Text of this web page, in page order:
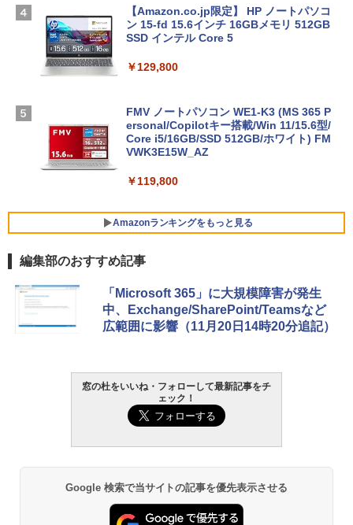
【Amazon.co.jp限定】 HP ノートパソコ
ン 15-fd 15.6インチ 16GBメモリ 512GB
SSD インテル Core 5
￥129,800
FMV ノートパソコン WE1-K3 (MS 365 P
ersonal/Copilotキー搭載/Win 11/15.6型/
Core i5/16GB/SSD 512GB/ホワイト) FM
VWK3E15W_AZ
￥119,800
Amazonランキングをもっと見る
Xbox プリペイドカード 10,000円 デジタ
ルコード 【旧 Xbox ギフトカード】 [オ
ンラインコード]
Robloxギフトカード - 800 Robux 【限
定バーチャルアイテムを含む】 【オンラ
インゲームコード】 ロブロックス | オン
ラインコード版
Microsoft Office Home & Business 202
4(最新 永続版)|オンラインコード版|Wind
生成AIパスポート公式テキスト 第４版
￥1,766
AIイラスト表現辞典: 思い通りの絵を引き
出す プロンプトの言葉 AI画像生成シリー
ズ (はぴーイラストLabo)
ClaudeCode いちばんやさしい 教科書:
非エンジニア 初心者 素人 でも安心 使い
方 マニュアル AI副業にもコンテンツ作成
Amazon Kindle Paperwhite (16GB) 7イ
ンチディスプレイ、色調調節ライト、12
週間持続バッテリー、広告なし、ブラッ
ク
Amazon Kindle - 目に優しい、かさばら
ない、大きな画面で読みやすい、6週間持
続バッテリー、6インチディスプレイ電子
￥19,980
編集部のおすすめ記事
「Microsoft 365」に大規模障害が発生
中、Exchange/SharePoint/Teamsなど
広範囲に影響（11月20日14時20分追記）
窓の杜をいいね・フォローして最新記事をチ
ェック！
Google 検索で当サイトの記事を優先表示させる